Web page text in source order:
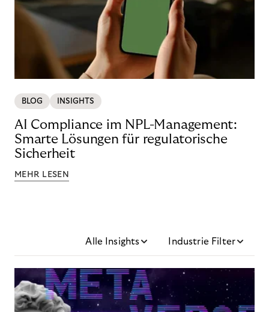
BLOG INSIGHTS
AI Compliance im NPL-Management:
Smarte Lösungen für regulatorische
Sicherheit
MEHR LESEN
Alle Insights Industrie Filter